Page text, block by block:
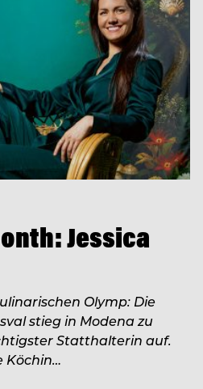
Jessica
Olymp: Die
stieg in Modena zu
Statthalterin auf.
Köchin…